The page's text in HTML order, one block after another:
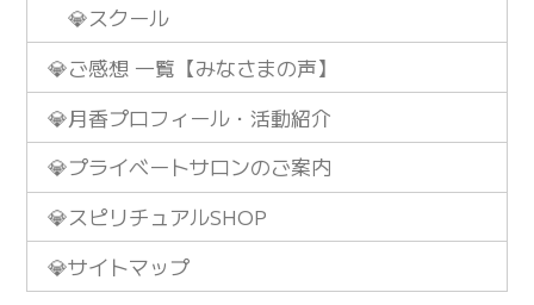
💎スクール
💎ご感想 一覧【みなさまの声】
💎月香プロフィール・活動紹介
💎プライベートサロンのご案内
💎スピリチュアルSHOP
💎サイトマップ